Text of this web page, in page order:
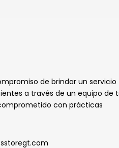
de brindar un servicio
a través de un equipo de
con prácticas